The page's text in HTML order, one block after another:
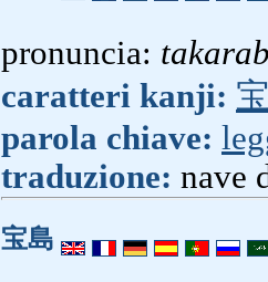
pronuncia:
caratteri kanji:
parola chiave:
traduzione: nave
宝島